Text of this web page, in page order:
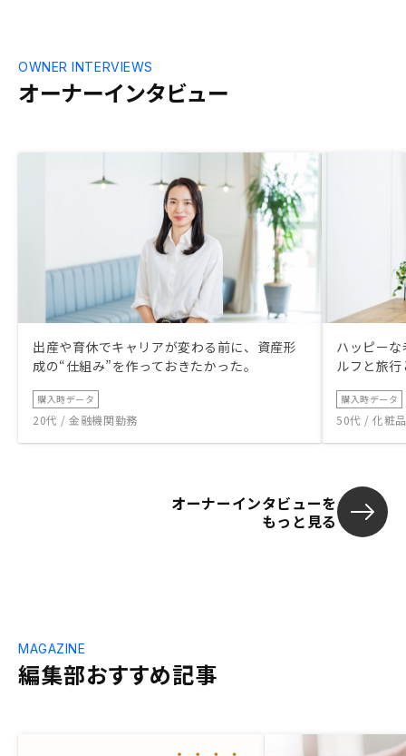
オーナーインタビュー
OWNER INTERVIEWS
出産や育休でキャリアが変わる前に、資産形
成の“仕組み”を作っておきたかった。
購入時データ
20代 / 金融機関勤務
ハッピー
ルフと旅
購入時データ
50代 / 化粧
オーナーインタビューを
もっと見る
編集部おすすめ記事
MAGAZINE